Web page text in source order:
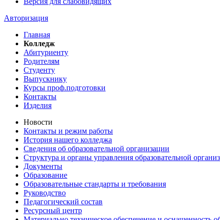
Авторизация
Главная
Колледж
Абитуриенту
Родителям
Студенту
Выпускнику
Курсы проф.подготовки
Контакты
Изделия
Новости
Контакты и режим работы
История нашего колледжа
Сведения об образовательной организации
Структура и органы управления образовательной
Документы
Образование
Образовательные стандарты и требования
Руководство
Педагогический состав
Ресурсный центр